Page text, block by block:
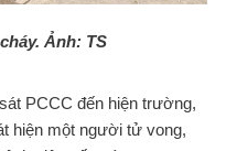
Ảnh: TS
PCCC đến hiện trường,
hiện một người tử vong,